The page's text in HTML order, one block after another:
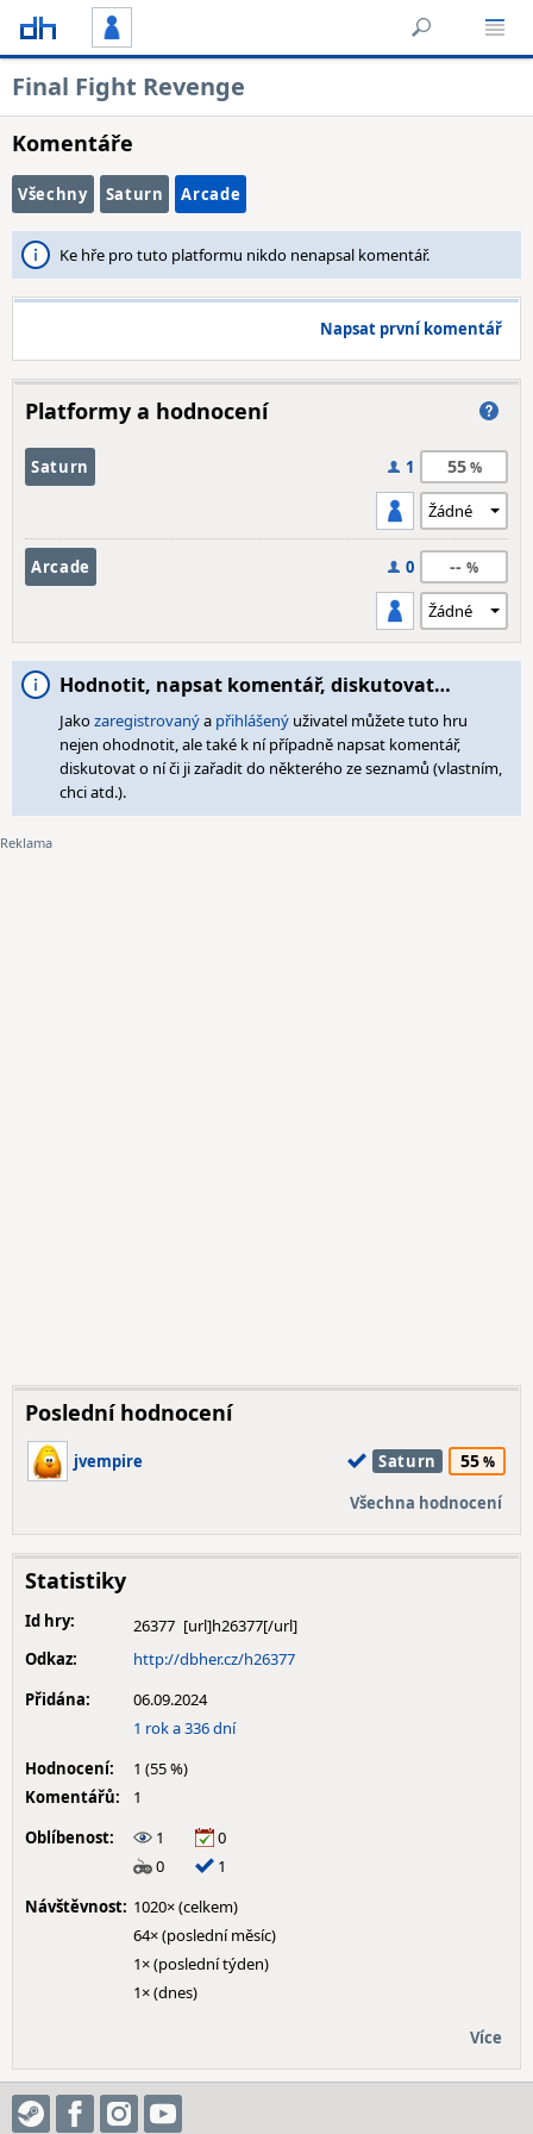
Final Fight Revenge
Komentáře
Všechny Saturn Arcade
Ke hře pro tuto platformu nikdo nenapsal komentář.
Napsat první komentář
Platformy a hodnocení
Saturn 1 55
Arcade 0 --
Hodnotit, napsat komentář, diskutovat…
Jakozaregistrovanýa přihlášený uživatel můžete tuto hru
nejen ohodnotit, ale také k ní případně napsat komentář,
diskutovat o ní či ji zařadit do některého ze seznamů (vlastním,
chci atd.).
Poslední hodnocení
jvempire Saturn 55
Všechna hodnocení
Statistiky
Id hry:
26377
Odkaz:
http://dbher.cz/h26377
Přidána:
06.09.2024
1 rok a 336 dní
Hodnocení:
1 (55 %)
Komentářů:
1
Oblíbenost:
1
0
0
1
Návštěvnost: 1020× (celkem)
64× (poslední měsíc)
1× (poslední týden)
1× (dnes)
Více